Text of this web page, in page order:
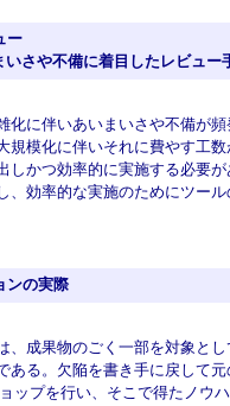
ー
いさや不備に着目したレビュー
化に伴いあいまいさや不備が
規模化に伴いそれに費やす工
しかつ効率的に実施する必要
、効率的な実施のためにツー
ンの実際
、成果物のごく一部を対象と
ある。欠陥を書き手に戻して
ップを行い、そこで得たノウ